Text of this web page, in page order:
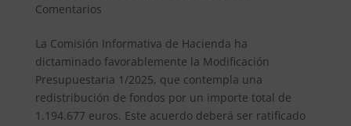
Comentarios
La Comisión Informativa de Hacienda ha
dictaminado favorablemente la Modificación
Presupuestaria 1/2025, que contempla una
redistribución de fondos por un importe total de
1.194.677 euros. Este acuerdo deberá ser ratificado